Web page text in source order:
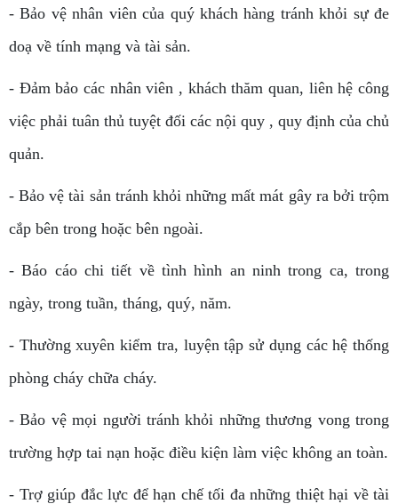
- Bảo vệ nhân viên của quý khách hàng tránh khỏi sự đe
doạ về tính mạng và tài sản.
- Đảm bảo các nhân viên , khách thăm quan, liên hệ công
việc phải tuân thủ tuyệt đối các nội quy , quy định của chủ
quản.
- Bảo vệ tài sản tránh khỏi những mất mát gây ra bởi trộm
cắp bên trong hoặc bên ngoài.
- Báo cáo chi tiết về tình hình an ninh trong ca, trong
ngày, trong tuần, tháng, quý, năm.
- Thường xuyên kiểm tra, luyện tập sử dụng các hệ thống
phòng cháy chữa cháy.
- Bảo vệ mọi người tránh khỏi những thương vong trong
trường hợp tai nạn hoặc điều kiện làm việc không an toàn.
- Trợ giúp đắc lực để hạn chế tối đa những thiệt hại về tài